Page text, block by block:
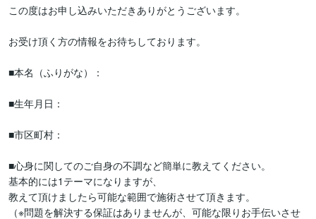
この度はお申し込みいただきありがとうございます。
お受け頂く方の情報をお待ちしております。
■本名（ふりがな）：
■生年月日：
■市区町村：
■心身に関してのご自身の不調など簡単に教えてください。
基本的には1テーマになりますが、
教えて頂けましたら可能な範囲で施術させて頂きます。
（※問題を解決する保証はありませんが、可能な限りお手伝いさせ